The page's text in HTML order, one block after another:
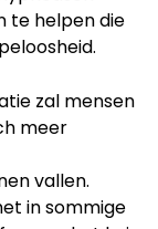
te helpen die
zal mensen
meer
vallen.
in sommige